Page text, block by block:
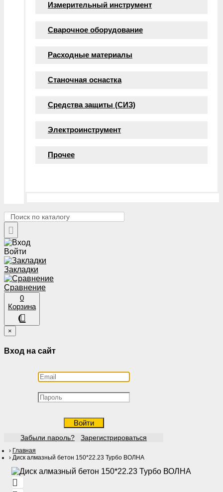
Измерительный инструмент
Сварочное оборудование
Расходные материалы
Станочная оснастка
Средства защиты (СИЗ)
Электроинструмент
Прочее
Войти
Закладки
Сравнение
0
Корзина
×
Вход на сайт
Войти
Забыли пароль? Зарегистрироваться
Главная
Диск алмазный бетон 150*22.23 Турбо ВОЛНА